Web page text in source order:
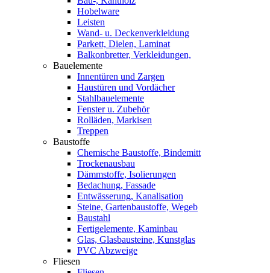
Hobelware
Leisten
Wand- u. Deckenverkleidung
Parkett, Dielen, Laminat
Balkonbretter, Verkleidungen,
Bauelemente
Innentüren und Zargen
Haustüren und Vordächer
Stahlbauelemente
Fenster u. Zubehör
Rolläden, Markisen
Treppen
Baustoffe
Chemische Baustoffe, Bindemitt
Trockenausbau
Dämmstoffe, Isolierungen
Bedachung, Fassade
Entwässerung, Kanalisation
Steine, Gartenbaustoffe, Wegeb
Baustahl
Fertigelemente, Kaminbau
Glas, Glasbausteine, Kunstglas
PVC Abzweige
Fliesen